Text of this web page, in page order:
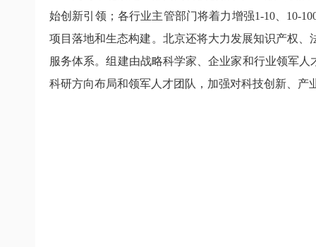
始创新引领；各行业主管部门将着力增强1-10、10-
项目落地和生态构建。北京还将大力发展知识产权
服务体系。组建由战略科学家、企业家和行业领军
科研方向布局和领军人才团队，加强对科技创新、